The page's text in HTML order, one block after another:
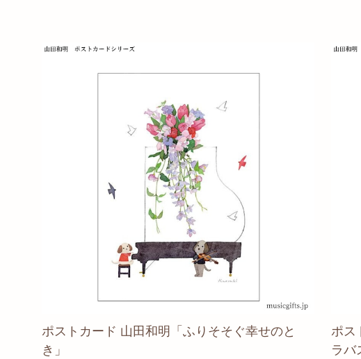
ポストカード 山田和明「ふりそそぐ幸せのと
き」
ポス
ラバ